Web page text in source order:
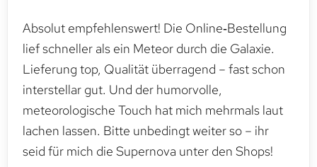
Absolut empfehlenswert! Die Online‑Bestellung
lief schneller als ein Meteor durch die Galaxie.
Lieferung top, Qualität überragend – fast schon
interstellar gut. Und der humorvolle,
meteorologische Touch hat mich mehrmals laut
lachen lassen. Bitte unbedingt weiter so – ihr
seid für mich die Supernova unter den Shops!